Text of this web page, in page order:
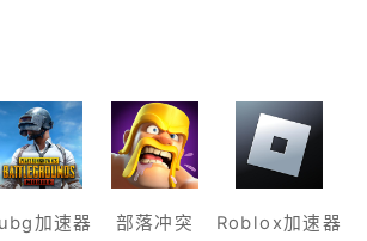
加速器 部落冲突 Roblox加速器